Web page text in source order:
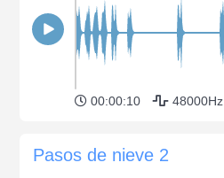
00:00:10 48000Hz
Pasos de nieve 2